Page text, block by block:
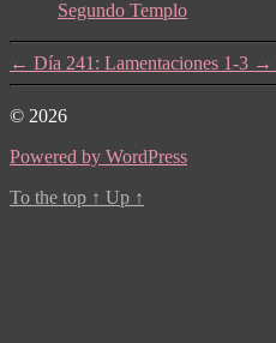
Segundo Templo
← Día 241: Lamentaciones 1-3 →
© 2026
Powered by WordPress
To the top ↑ Up ↑